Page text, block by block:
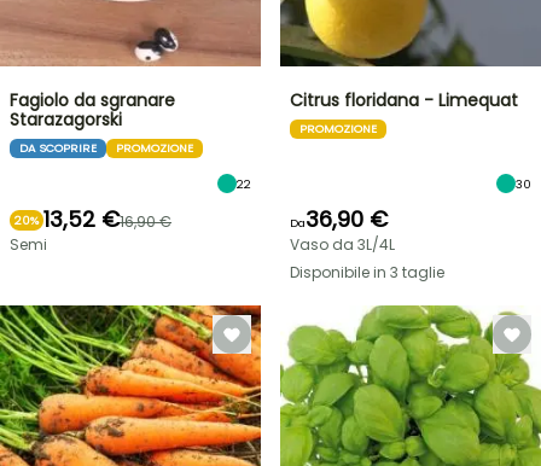
Fagiolo da sgranare
Starazagorski
DA SCOPRIRE PROMOZIONE
22
20% 13,52 €16,90 €
Semi
Citrus floridana - Limequat
PROMOZIONE
30
Da36,90 €
Vaso da 3L/4L
Disponibile in 3 taglie